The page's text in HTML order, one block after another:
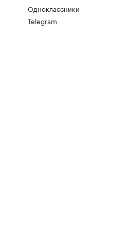
Одноклассники
Telegram